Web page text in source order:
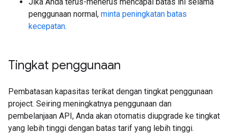
penggunaan normal, minta peningkatan batas
kecepatan.
Tingkat penggunaan
Pembatasan kapasitas terikat dengan tingkat penggunaan
project. Seiring meningkatnya penggunaan dan
pembelanjaan API, Anda akan otomatis diupgrade ke tingkat
yang lebih tinggi dengan batas tarif yang lebih tinggi.